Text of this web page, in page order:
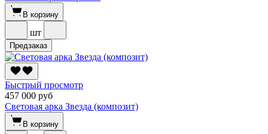
В корзину
шт
Предзаказ
Быстрый просмотр
457 000 руб
Световая арка Звезда (композит)
В корзину